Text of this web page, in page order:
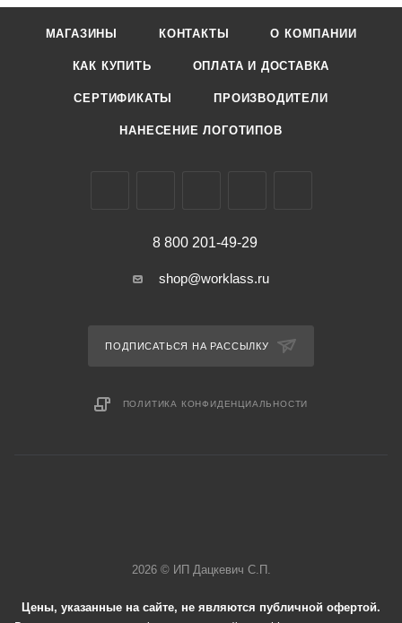
МАГАЗИНЫ КОНТАКТЫ О КОМПАНИИ
КАК КУПИТЬ ОПЛАТА И ДОСТАВКА
СЕРТИФИКАТЫ ПРОИЗВОДИТЕЛИ
НАНЕСЕНИЕ ЛОГОТИПОВ
8 800 201-49-29
shop@worklass.ru
ПОДПИСАТЬСЯ НА РАССЫЛКУ
ПОЛИТИКА КОНФИДЕНЦИАЛЬНОСТИ
2026 © ИП Дацкевич С.П.
Цены, указанные на сайте, не являются публичной офертой.